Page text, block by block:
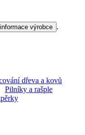
informace výrobce .
dřeva a kovů
Pilníky a rašple